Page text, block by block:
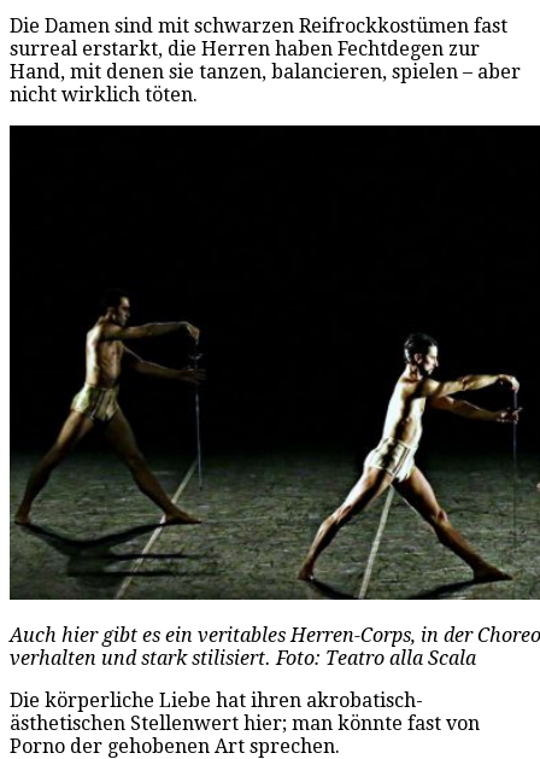
Die Damen sind mit schwarzen Reifrockkostümen fast
surreal erstarkt, die Herren haben Fechtdegen zur
Hand, mit denen sie tanzen, balancieren, spielen – aber
nicht wirklich töten.
Auch hier gibt es ein veritables Herren-Corps, in der
verhalten und stark stilisiert. Foto: Teatro alla Scala
Die körperliche Liebe hat ihren akrobatisch-
ästhetischen Stellenwert hier; man könnte fast von
Porno der gehobenen Art sprechen.